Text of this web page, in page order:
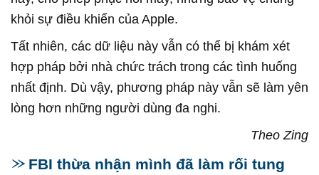
khỏi sự điều khiển của Apple.
Tất nhiên, các dữ liệu này vẫn có thể bị khám xét
hợp pháp bởi nhà chức trách trong các tình huống
nhất định. Dù vậy, phương pháp này vẫn sẽ làm yên
lòng hơn những người dùng đa nghi.
Theo Zing
FBI thừa nhận mình đã làm rối tung